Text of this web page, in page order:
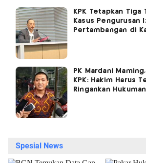
KPK Tetapkan Tiga
Kasus Pengurusan
Pertambangan di
PK Mardani
KPK: Hakim Harus
Ringankan